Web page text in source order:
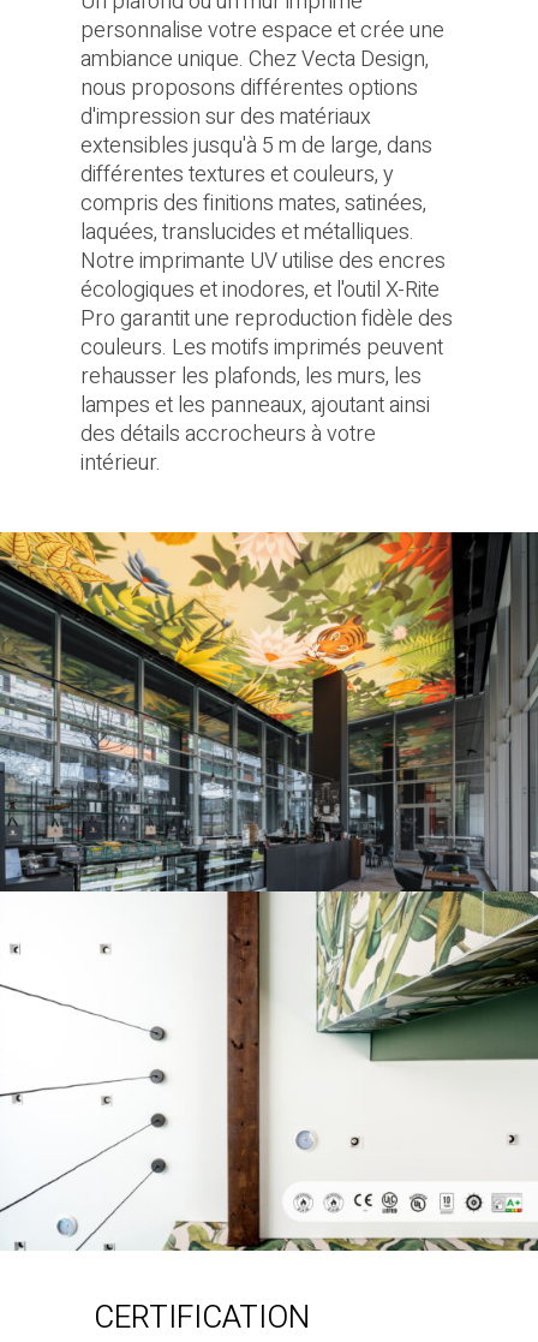
personnalise votre espace et crée une
ambiance unique. Chez Vecta Design,
nous proposons différentes options
d'impression sur des matériaux
extensibles jusqu'à 5 m de large, dans
différentes textures et couleurs, y
compris des finitions mates, satinées,
laquées, translucides et métalliques.
Notre imprimante UV utilise des encres
écologiques et inodores, et l'outil X-Rite
Pro garantit une reproduction fidèle des
couleurs. Les motifs imprimés peuvent
rehausser les plafonds, les murs, les
lampes et les panneaux, ajoutant ainsi
des détails accrocheurs à votre
intérieur.
CERTIFICATION